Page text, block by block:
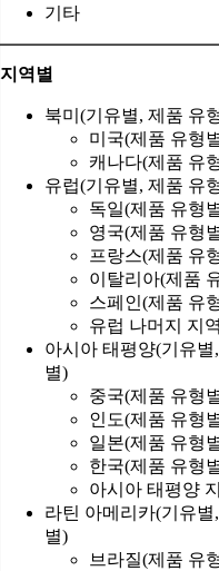
기타
지역별
북미(기유별, 제품 유
미국(제품 유형
캐나다(제품 유
유럽(기유별, 제품 유
독일(제품 유형
영국(제품 유형
프랑스(제품 유
이탈리아(제품
스페인(제품 유
유럽 ​​나머지 지
아시아 태평양(기유
별)
중국(제품 유형
인도(제품 유형
일본(제품 유형
한국(제품 유형
아시아 태평양
라틴 아메리카(기유
별)
브라질(제품 유